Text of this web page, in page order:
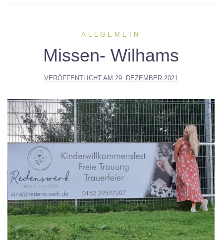
ALLGEMEIN
Missen- Wilhams
VERÖFFENTLICHT AM 29. DEZEMBER 2021